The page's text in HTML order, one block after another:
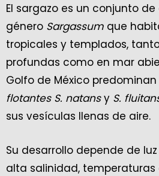
El sargazo es un conjunto
género Sargassum que
tropicales y templados,
profundas como en mar
Golfo de México
flotantes S. natansy S.
sus vesículas llenas de aire.
Su desarrollo depende de
alta salinidad, temperaturas